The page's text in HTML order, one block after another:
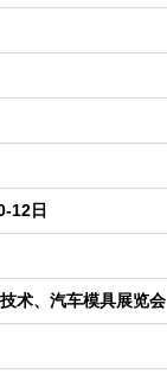
12日
术、汽车模具展览会